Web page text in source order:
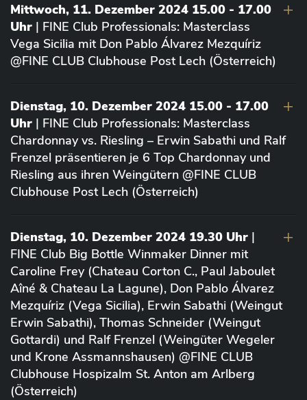
Mittwoch, 11. Dezember 2024 15.00 - 17.00
Uhr | FINE Club Professionals: Masterclass
Vega Sicilia mit Don Pablo Álvarez Mezquíriz
@FINE CLUB Clubhouse Post Lech (Österreich)
Dienstag, 10. Dezember 2024 15.00 - 17.00
Uhr | FINE Club Professionals: Masterclass
Chardonnay vs. Riesling – Erwin Sabathi und Ralf
Frenzel präsentieren je 6 Top Chardonnay und
Riesling aus ihren Weingütern @FINE CLUB
Clubhouse Post Lech (Österreich)
Dienstag, 10. Dezember 2024 19.30 Uhr |
FINE Club Big Bottle Winmaker Dinner mit
Caroline Frey (Chateau Corton C., Paul Jaboulet
Aîné & Chateau La Lagune), Don Pablo Álvarez
Mezquíriz (Vega Sicilia), Erwin Sabathi (Weingut
Erwin Sabathi), Thomas Schneider (Weingut
Gottardi) und Ralf Frenzel (Weingüter Wegeler
und Krone Assmannshausen) @FINE CLUB
Clubhouse Hospizalm St. Anton am Arlberg
(Österreich)